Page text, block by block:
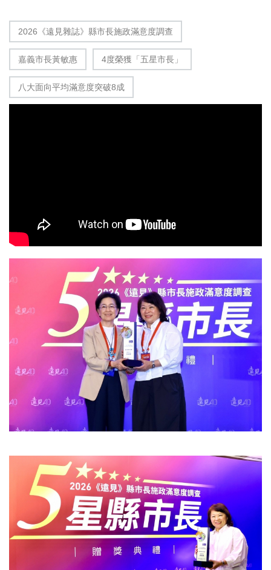
2026《遠見雜誌》縣市長施政滿意度調查
嘉義市長黃敏惠 4度榮獲「五星市長」
八大面向平均滿意度突破8成